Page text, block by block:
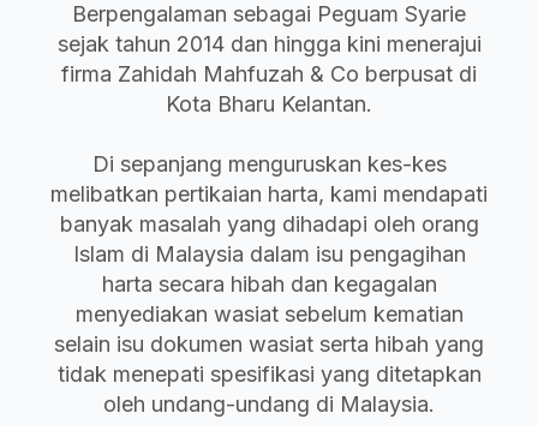
Berpengalaman sebagai Peguam Syarie
sejak tahun 2014 dan hingga kini menerajui
firma Zahidah Mahfuzah & Co berpusat di
Kota Bharu Kelantan.
Di sepanjang menguruskan kes-kes
melibatkan pertikaian harta, kami mendapati
banyak masalah yang dihadapi oleh orang
Islam di Malaysia dalam isu pengagihan
harta secara hibah dan kegagalan
menyediakan wasiat sebelum kematian
selain isu dokumen wasiat serta hibah yang
tidak menepati spesifikasi yang ditetapkan
oleh undang-undang di Malaysia.